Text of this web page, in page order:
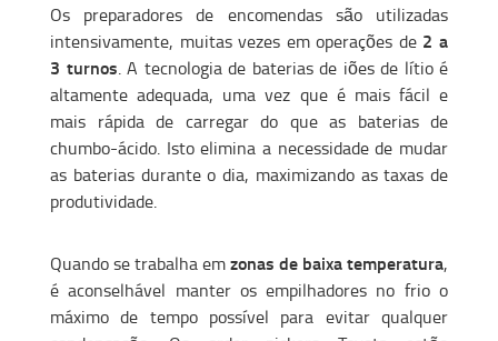
Os preparadores de encomendas são utilizadas
intensivamente, muitas vezes em operações de 2 a
3 turnos. A tecnologia de baterias de iões de lítio é
altamente adequada, uma vez que é mais fácil e
mais rápida de carregar do que as baterias de
chumbo-ácido. Isto elimina a necessidade de mudar
as baterias durante o dia, maximizando as taxas de
produtividade.
Quando se trabalha emzonas de baixa temperatura,
é aconselhável manter os empilhadores no frio o
máximo de tempo possível para evitar qualquer